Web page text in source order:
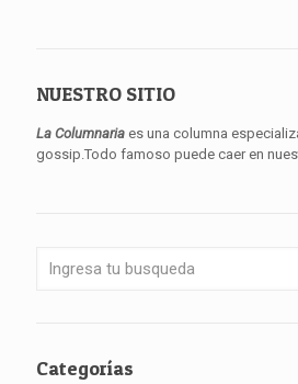
NUESTRO SITIO
La Columnaria es una columna
gossip.Todo famoso puede caer en
Categorías